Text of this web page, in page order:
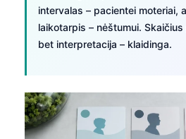
intervalas – pacientei moteriai,
laikotarpis – nėštumui.
bet interpretacija – klaidinga.
Svenska
Bosanski
Eesti
日本語
Čeština